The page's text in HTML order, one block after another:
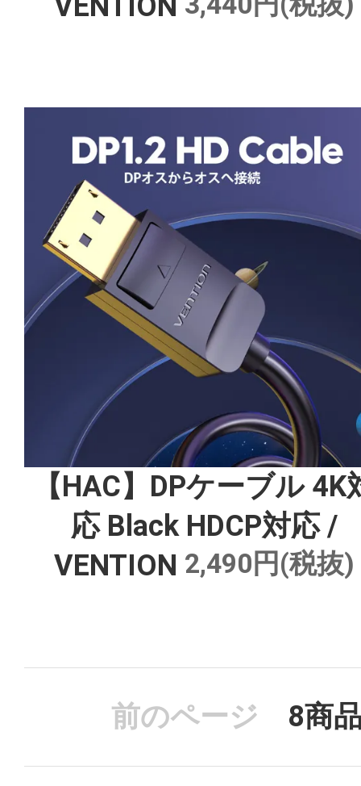
【HAC】DPケーブル 4K
応 Black HDCP対応 /
VENTION 2,490円(税抜)
前のページ 8商